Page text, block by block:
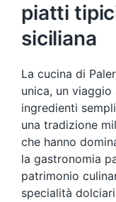
piatti
siciliana
La cucina di
unica, un
ingredienti
una tradizione
che hanno
la gastronomia
patrimonio
specialità